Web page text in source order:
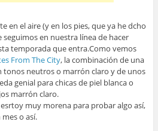
en el aire (y en los pies, que ya he dcho
seguimos en nuestra línea de hacer
temporada que entra.Como vemos
From The City, la combinación de una
tonos neutros o marrón claro y de unos
genial para chicas de piel blanca o
marrón claro.
muy morena para probar algo así,
o así.